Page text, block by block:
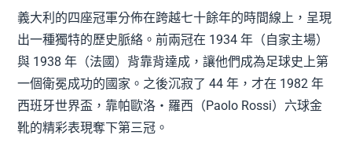
義大利的四座冠軍分佈在跨越七十餘年的時間線上，呈現
出一種獨特的歷史脈絡。前兩冠在 1934 年（自家主場）
與 1938 年（法國）背靠背達成，讓他們成為足球史上第
一個衛冕成功的國家。之後沉寂了 44 年，才在 1982 年
西班牙世界盃，靠帕歐洛‧羅西（Paolo Rossi）六球金
靴的精彩表現奪下第三冠。